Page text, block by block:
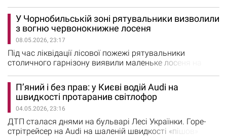
травня пожежу у зоні відчуження локалізували на
площі 1200 га. Про це повідомив директор
Чорнобильського радіаційно-екологічного біосферного
заповідника Денис Нестеров. За його словами,
продовжуються роботи з ліквідації…
У Чорнобильській зоні рятувальники визволили
з вогню червонокнижне лосеня
08.05.2026, 23:17
Під час ліквідації лісової пожежі рятувальники
столичного гарнізону виявили маленьке лосеня на
тварина перебувала у пастці серед задимленої
території та не могла самостійно дістатися безпечного
місця. Через вогонь дитинча втратило зв’язок із
матір’ю та було вкрай виснажене. Як повідомили в ГУ
ДСНС у м.Києві,…
П’яний і без прав: у Києві водій Audi на
швидкості протаранив світлофор
04.05.2026, 23:16
ДТП сталася днями на бульварі Лесі Українки. Горе-
стрітрейсер на Audi на шаленій швидкості «пішов»